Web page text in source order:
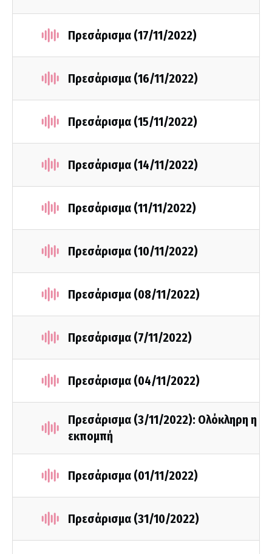
Πρεσάρισμα (17/11/2022)
Πρεσάρισμα (16/11/2022)
Πρεσάρισμα (15/11/2022)
Πρεσάρισμα (14/11/2022)
Πρεσάρισμα (11/11/2022)
Πρεσάρισμα (10/11/2022)
Πρεσάρισμα (08/11/2022)
Πρεσάρισμα (7/11/2022)
Πρεσάρισμα (04/11/2022)
Πρεσάρισμα (3/11/2022): Ολόκληρη η
εκπομπή
Πρεσάρισμα (01/11/2022)
Πρεσάρισμα (31/10/2022)